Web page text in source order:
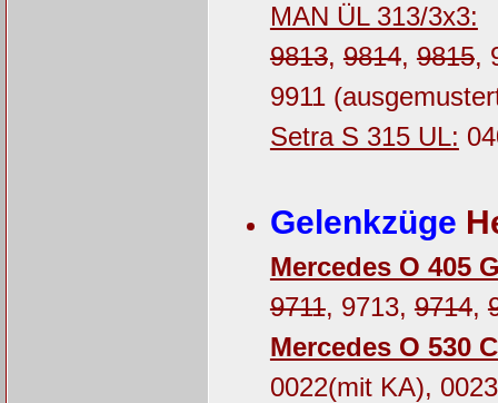
MAN ÜL 313/3x3:
9813, 9814, 9815,
9911
Setra S 315 UL:
Gelenkzüge
Mercedes O 405
9711, 9713, 9714,
Mercedes O 530
0022(mit KA),